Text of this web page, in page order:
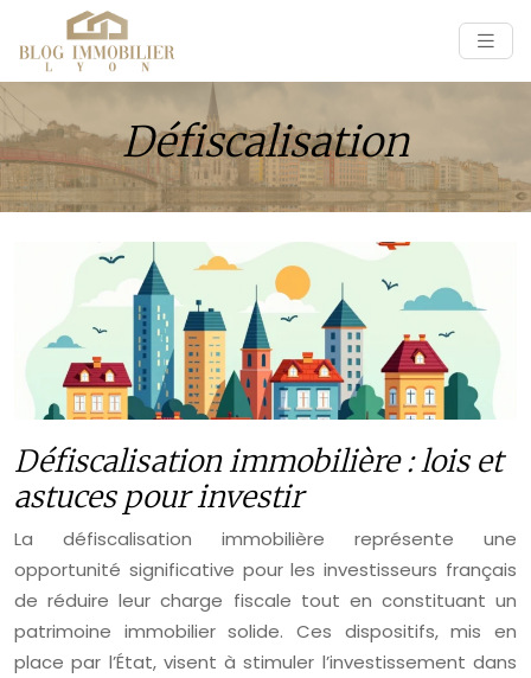
Défiscalisation
Défiscalisation immobilière : lois et
astuces pour investir
La défiscalisation immobilière représente une
opportunité significative pour les investisseurs français
de réduire leur charge fiscale tout en constituant un
patrimoine immobilier solide. Ces dispositifs, mis en
place par l’État, visent à stimuler l’investissement dans